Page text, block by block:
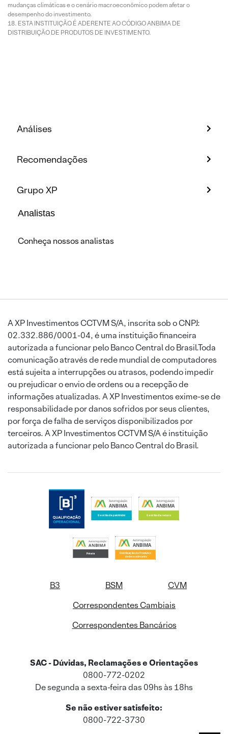
mudanças climáticas e o cenário macroeconômico podem afetar o
desempenho do investimento.
ESTA INSTITUIÇÃO É ADERENTE AO CÓDIGO ANBIMA DE
DISTRIBUIÇÃO DE PRODUTOS DE INVESTIMENTO.
Análises
Recomendações
Grupo XP
Analistas
Conheça nossos analistas
A XP Investimentos CCTVM S/A, inscrita sob o CNPJ:
02.332.886/0001-04, é uma instituição financeira
autorizada a funcionar pelo Banco Central do Brasil.Toda
comunicação através de rede mundial de computadores
está sujeita a interrupções ou atrasos, podendo impedir
ou prejudicar o envio de ordens ou a recepção de
informações atualizadas. A XP Investimentos exime-se de
responsabilidade por danos sofridos por seus clientes,
por força de falha de serviços disponibilizados por
terceiros. A XP Investimentos CCTVM S/A é instituição
autorizada a funcionar pelo Banco Central do Brasil.
B3 BSM
CVM
Correspondentes Cambiais
Correspondentes Bancários
SAC - Dúvidas, Reclamações e Orientações
0800-772-0202
De segunda a sexta-feira das 09hs às 18hs
Se não estiver satisfeito:
0800-722-3730